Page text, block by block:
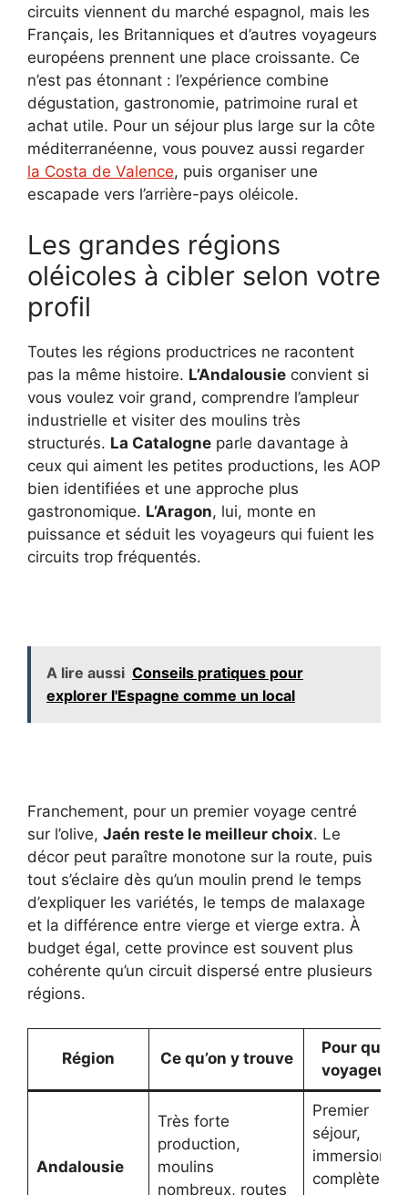
circuits viennent du marché espagnol, mais les
Français, les Britanniques et d’autres voyageurs
européens prennent une place croissante. Ce
n’est pas étonnant : l’expérience combine
dégustation, gastronomie, patrimoine rural et
achat utile. Pour un séjour plus large sur la côte
méditerranéenne, vous pouvez aussi regarder
la Costa de Valence, puis organiser une
escapade vers l’arrière-pays oléicole.
Les grandes régions
oléicoles à cibler selon votre
profil
Toutes les régions productrices ne racontent
pas la même histoire. L’Andalousie convient si
vous voulez voir grand, comprendre l’ampleur
industrielle et visiter des moulins très
structurés. La Catalogne parle davantage à
ceux qui aiment les petites productions, les AOP
bien identifiées et une approche plus
gastronomique. L’Aragon, lui, monte en
puissance et séduit les voyageurs qui fuient les
circuits trop fréquentés.
A lire aussi Conseils pratiques pour
explorer l'Espagne comme un local
Franchement, pour un premier voyage centré
sur l’olive, Jaén reste le meilleur choix. Le
décor peut paraître monotone sur la route, puis
tout s’éclaire dès qu’un moulin prend le temps
d’expliquer les variétés, le temps de malaxage
et la différence entre vierge et vierge extra. À
budget égal, cette province est souvent plus
cohérente qu’un circuit dispersé entre plusieurs
régions.
Région Ce qu’on y trouve
Pour quel
voyageur
Andalousie
Très forte
production,
moulins
nombreux, routes
Premier
séjour,
immersion
complète,